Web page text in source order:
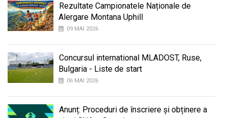
Rezultate Campionatele Naționale de
Alergare Montana Uphill
09 MAI 2026
Concursul international MLADOST, Ruse,
Bulgaria - Liste de start
06 MAI 2026
Anunț: Proceduri de înscriere și obținere a